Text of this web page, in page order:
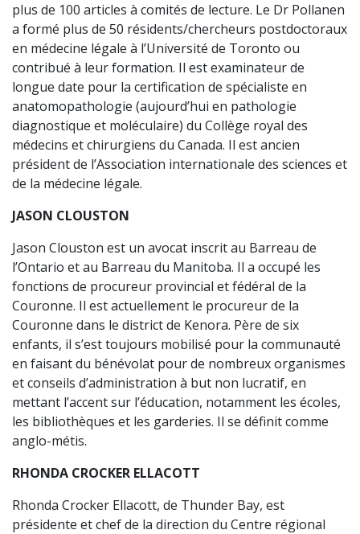
plus de 100 articles à comités de lecture. Le Dr Pollanen
a formé plus de 50 résidents/chercheurs postdoctoraux
en médecine légale à l’Université de Toronto ou
contribué à leur formation. Il est examinateur de
longue date pour la certification de spécialiste en
anatomopathologie (aujourd’hui en pathologie
diagnostique et moléculaire) du Collège royal des
médecins et chirurgiens du Canada. Il est ancien
président de l’Association internationale des sciences et
de la médecine légale.
JASON CLOUSTON
Jason Clouston est un avocat inscrit au Barreau de
l’Ontario et au Barreau du Manitoba. Il a occupé les
fonctions de procureur provincial et fédéral de la
Couronne. Il est actuellement le procureur de la
Couronne dans le district de Kenora. Père de six
enfants, il s’est toujours mobilisé pour la communauté
en faisant du bénévolat pour de nombreux organismes
et conseils d’administration à but non lucratif, en
mettant l’accent sur l’éducation, notamment les écoles,
les bibliothèques et les garderies. Il se définit comme
anglo-métis.
RHONDA CROCKER ELLACOTT
Rhonda Crocker Ellacott, de Thunder Bay, est
présidente et chef de la direction du Centre régional